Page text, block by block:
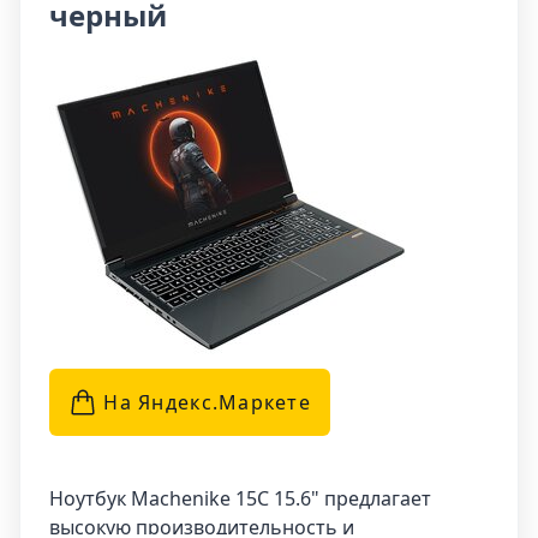
черном цвете и поставляется без
операционной системы.
Ноутбук Machenike S16 (S16-
i912900H30606GQ165HGMQDR2) отличается
стильным дизайном и высокой
производительностью. Благодаря
дискретной видеокарте GF RTX3060 и
большой оперативной памяти 32GB, он
обеспечивает плавное воспроизведение
видео и запуск требовательных приложений.
Дисплей с разрешением WQXGA (2560x1600)
IPS обеспечивает яркие и четкие
изображения. Ноутбук также имеет большой
жесткий диск 1TB SSD, который позволяет
Благодаря встроенной камере 1.0MP вы
можете проводить видеозвонки и
черный
На Яндекс.Маркетe
Ноутбук Machenike 15C 15.6" предлагает
высокую производительность и